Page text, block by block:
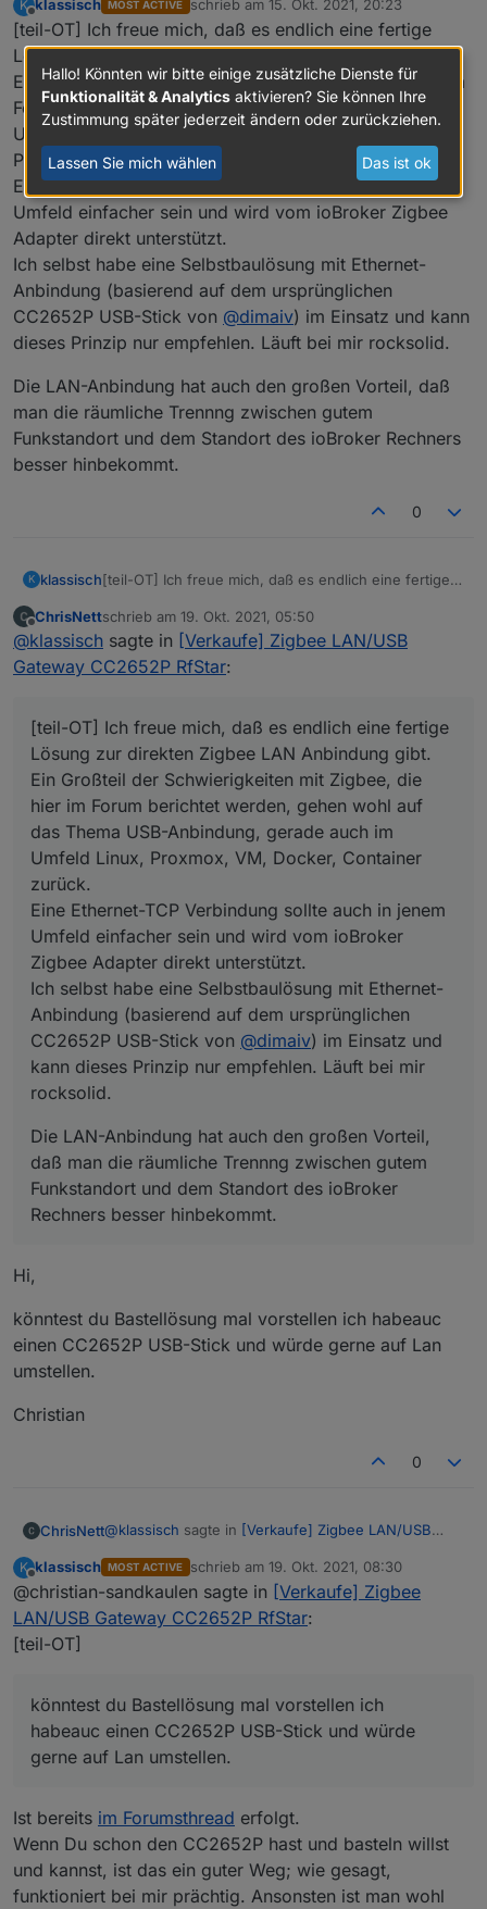
K
Offline
klassisch MOST ACTIVE schrieb am 15. Okt. 2021, 20:23
zuletzt editiert von
[teil-OT] Ich freue mich, daß es endlich eine fertige
Lösung zur direkten Zigbee LAN Anbindung gibt.
Ein Großteil der Schwierigkeiten mit Zigbee, die hier im
Forum berichtet werden, gehen wohl auf das Thema
USB-Anbindung, gerade auch im Umfeld Linux,
Proxmox, VM, Docker, Container zurück.
Eine Ethernet-TCP Verbindung sollte auch in jenem
Umfeld einfacher sein und wird vom ioBroker Zigbee
Adapter direkt unterstützt.
Ich selbst habe eine Selbstbaulösung mit Ethernet-
Anbindung (basierend auf dem ursprünglichen
CC2652P USB-Stick von @dimaiv) im Einsatz und kann
dieses Prinzip nur empfehlen. Läuft bei mir rocksolid.
Die LAN-Anbindung hat auch den großen Vorteil, daß
man die räumliche Trennng zwischen gutem
Funkstandort und dem Standort des ioBroker Rechners
besser hinbekommt.
0
K klassisch[teil-OT] Ich freue mich, daß es endlich eine fertige
Ein Großteil der Schwierigkeiten mit Zigbee, die hier
im Forum berichtet werden, gehen wohl auf das
Thema USB-Anbindung, gerade auch im Umfeld
Umfeld einfacher sein und wird vom ioBroker Zigbee
Adapter direkt unterstützt.
Ich selbst habe eine Selbstbaulösung mit Ethernet-
Anbindung (basierend auf dem ursprünglichen
CC2652P USB-Stick von@dimaiv) im Einsatz und
kann dieses Prinzip nur empfehlen. Läuft bei mir
rocksolid.
Die LAN-Anbindung hat auch den großen Vorteil, daß
man die räumliche Trennng zwischen gutem
Funkstandort und dem Standort des ioBroker
Offline
ChrisNettschrieb am 19. Okt. 2021, 05:50
zuletzt editiert von
@klassisch sagte in [Verkaufe] Zigbee LAN/USB
Gateway CC2652P RfStar:
[teil-OT] Ich freue mich, daß es endlich eine fertige
Lösung zur direkten Zigbee LAN Anbindung gibt.
Ein Großteil der Schwierigkeiten mit Zigbee, die
hier im Forum berichtet werden, gehen wohl auf
das Thema USB-Anbindung, gerade auch im
Umfeld Linux, Proxmox, VM, Docker, Container
zurück.
Eine Ethernet-TCP Verbindung sollte auch in jenem
Umfeld einfacher sein und wird vom ioBroker
Zigbee Adapter direkt unterstützt.
Ich selbst habe eine Selbstbaulösung mit Ethernet-
Anbindung (basierend auf dem ursprünglichen
CC2652P USB-Stick von @dimaiv) im Einsatz und
kann dieses Prinzip nur empfehlen. Läuft bei mir
rocksolid.
Die LAN-Anbindung hat auch den großen Vorteil,
daß man die räumliche Trennng zwischen gutem
Funkstandort und dem Standort des ioBroker
Rechners besser hinbekommt.
Hi,
könntest du Bastellösung mal vorstellen ich habeauc
einen CC2652P USB-Stick und würde gerne auf Lan
umstellen.
Christian
0
ChrisNett@klassisch sagte in [Verkaufe] Zigbee LAN/USB
[teil-OT] Ich freue mich, daß es endlich eine
fertige Lösung zur direkten Zigbee LAN
Anbindung gibt.
im Umfeld Linux, Proxmox, VM, Docker,
Container zurück.
Eine Ethernet-TCP Verbindung sollte auch in
Ich selbst habe eine Selbstbaulösung mit
Ethernet-Anbindung (basierend auf dem
@ dimaiv) im Einsatz und kann dieses Prinzip
nur empfehlen. Läuft bei mir rocksolid.
Hi,
umstellen.
Christian
K
Offline
klassisch MOST ACTIVE schrieb am 19. Okt. 2021, 08:30
zuletzt editiert von
@christian-sandkaulen sagte in [Verkaufe] Zigbee
LAN/USB Gateway CC2652P RfStar:
[teil-OT]
könntest du Bastellösung mal vorstellen ich
habeauc einen CC2652P USB-Stick und würde
gerne auf Lan umstellen.
Ist bereits im Forumsthread erfolgt.
Wenn Du schon den CC2652P hast und basteln willst
und kannst, ist das ein guter Weg; wie gesagt,
funktioniert bei mir prächtig. Ansonsten ist man wohl
Hallo! Könnten wir bitte einige zusätzliche Dienste für
Funktionalität & Analytics aktivieren? Sie können Ihre
Zustimmung später jederzeit ändern oder zurückziehen.
Lassen Sie mich wählen Das ist ok